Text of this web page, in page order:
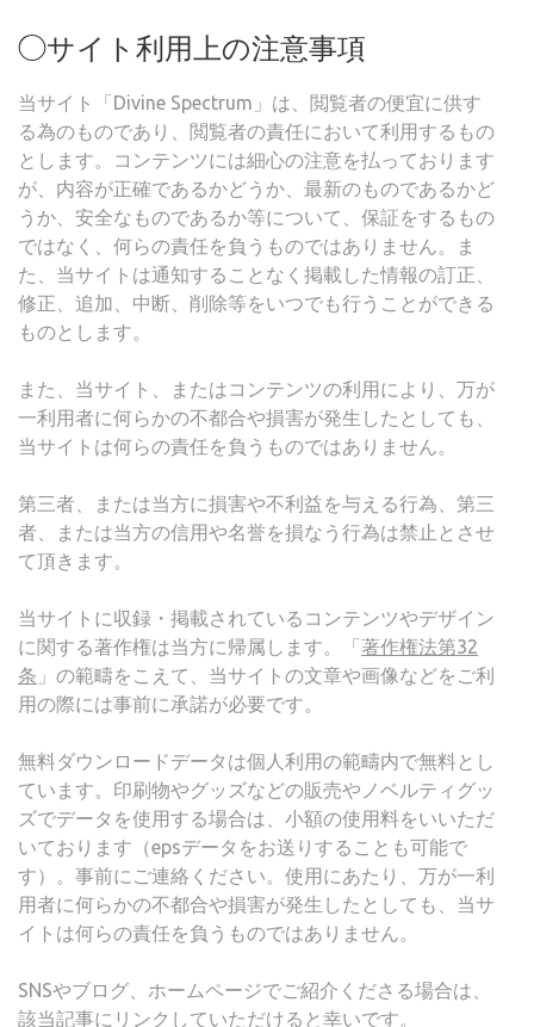
◯サイト利用上の注意事項
当サイト「Divine Spectrum」は、閲覧者の便宜に供す
る為のものであり、閲覧者の責任において利用するもの
とします。コンテンツには細心の注意を払っております
が、内容が正確であるかどうか、最新のものであるかど
うか、安全なものであるか等について、保証をするもの
ではなく、何らの責任を負うものではありません。ま
た、当サイトは通知することなく掲載した情報の訂正、
修正、追加、中断、削除等をいつでも行うことができる
ものとします。
また、当サイト、またはコンテンツの利用により、万が
一利用者に何らかの不都合や損害が発生したとしても、
当サイトは何らの責任を負うものではありません。
第三者、または当方に損害や不利益を与える行為、第三
者、または当方の信用や名誉を損なう行為は禁止とさせ
て頂きます。
当サイトに収録・掲載されているコンテンツやデザイン
に関する著作権は当方に帰属します。「 著作権法第32
条 」の範疇をこえて、当サイトの文章や画像などをご利
用の際には事前に承諾が必要です。
無料ダウンロードデータは個人利用の範疇内で無料とし
ています。印刷物やグッズなどの販売やノベルティグッ
ズでデータを使用する場合は、小額の使用料をいいただ
いております（epsデータをお送りすることも可能で
す）。事前にご連絡ください。使用にあたり、万が一利
用者に何らかの不都合や損害が発生したとしても、当サ
イトは何らの責任を負うものではありません。
SNSやブログ、ホームページでご紹介くださる場合は、
該当記事にリンクしていただけると幸いです。